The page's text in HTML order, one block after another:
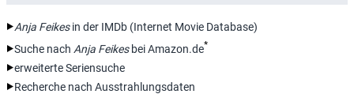
Anja Feikesin der IMDb (Internet Movie Database)
Suche nach Anja Feikesbei Amazon.de*
erweiterte Seriensuche
Recherche nach Ausstrahlungsdaten